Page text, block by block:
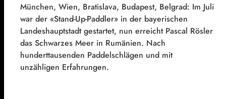
München, Wien, Bratislava, Budapest, Belgrad: Im Juli
war der «Stand-Up-Paddler» in der bayerischen
Landeshauptstadt gestartet, nun erreicht Pascal Rösler
das Schwarzes Meer in Rumänien. Nach
hunderttausenden Paddelschlägen und mit
unzähligen Erfahrungen.